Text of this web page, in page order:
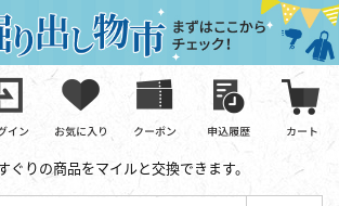
ぐりの商品をマイルと交換できます。